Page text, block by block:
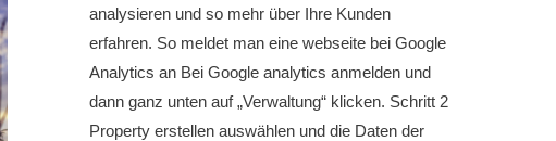
analysieren und so mehr über Ihre Kunden
erfahren. So meldet man eine webseite bei Google
Analytics an Bei Google analytics anmelden und
dann ganz unten auf „Verwaltung“ klicken. Schritt 2
Property erstellen auswählen und die Daten der